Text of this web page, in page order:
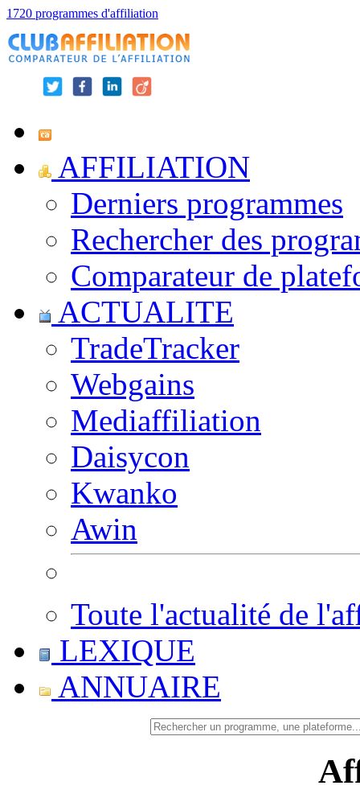
1720 programmes d'affiliation
AFFILIATION
Derniers programmes
Rechercher des
Comparateur de
ACTUALITE
TradeTracker
Webgains
Mediaffiliation
Daisycon
Kwanko
Awin
Toute l'actualité de
LEXIQUE
ANNUAIRE